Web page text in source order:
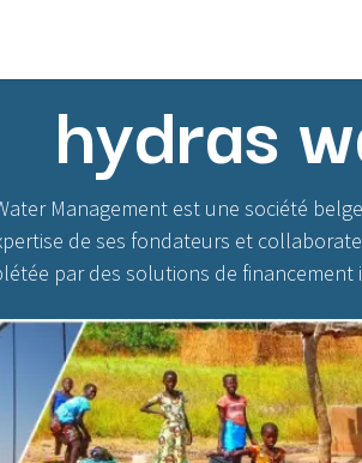
hydras
Management est une société
de ses fondateurs et
par des solutions de